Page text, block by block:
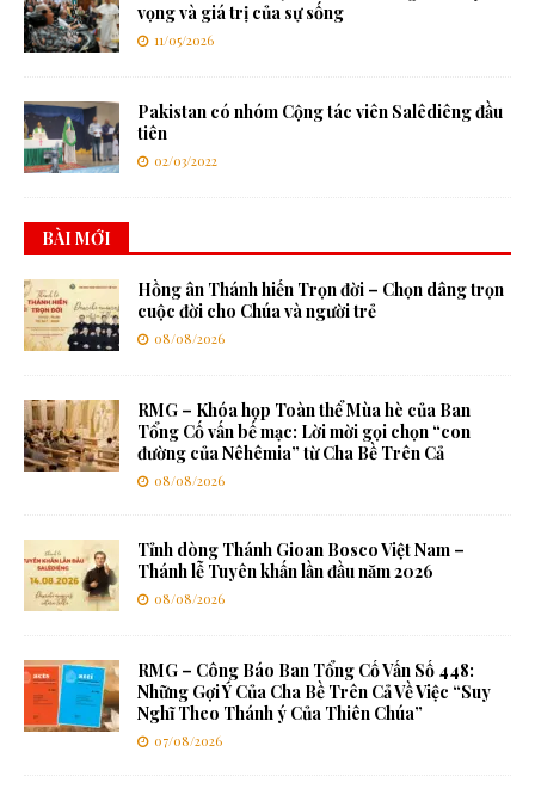
vọng và giá trị của sự sống
11/05/2026
Pakistan có nhóm Cộng tác viên Salêdiêng đầu
tiên
02/03/2022
BÀI MỚI
Hồng ân Thánh hiến Trọn đời – Chọn dâng trọn
cuộc đời cho Chúa và người trẻ
08/08/2026
RMG – Khóa họp Toàn thể Mùa hè của Ban
Tổng Cố vấn bế mạc: Lời mời gọi chọn “con
đường của Nêhêmia” từ Cha Bề Trên Cả
08/08/2026
Tỉnh dòng Thánh Gioan Bosco Việt Nam –
Thánh lễ Tuyên khấn lần đầu năm 2026
08/08/2026
RMG – Công Báo Ban Tổng Cố Vấn Số 448:
Những Gợi Ý Của Cha Bề Trên Cả Về Việc “Suy
Nghĩ Theo Thánh ý Của Thiên Chúa”
07/08/2026